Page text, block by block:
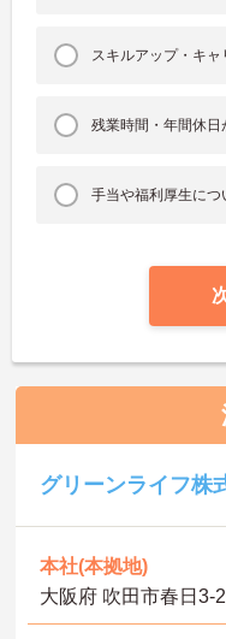
スキルアップ・キ
残業時間・年間休日
手当や福利厚生につ
グリーンライフ株
本社(本拠地)
大阪府 吹田市春日